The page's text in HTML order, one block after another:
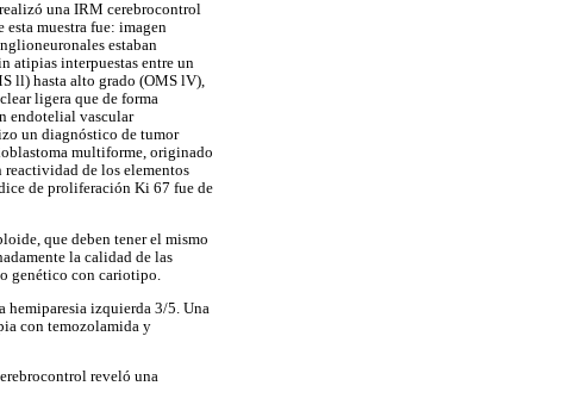
una IRM cerebrocontrol
muestra fue: imagen
estaban
atipias interpuestas entre un
ll) hasta alto grado (OMS lV),
ligera que de forma
endotelial vascular
un diagnóstico de tumor
multiforme, originado
de los elementos
de proliferación Ki 67 fue de
que deben tener el mismo
la calidad de las
genético con cariotipo.
izquierda 3/5. Una
con temozolamida y
reveló una